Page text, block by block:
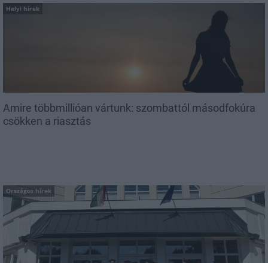
Helyi hírek
Amire többmillióan vártunk: szombattól másodfokúra
csökken a riasztás
Országos hírek